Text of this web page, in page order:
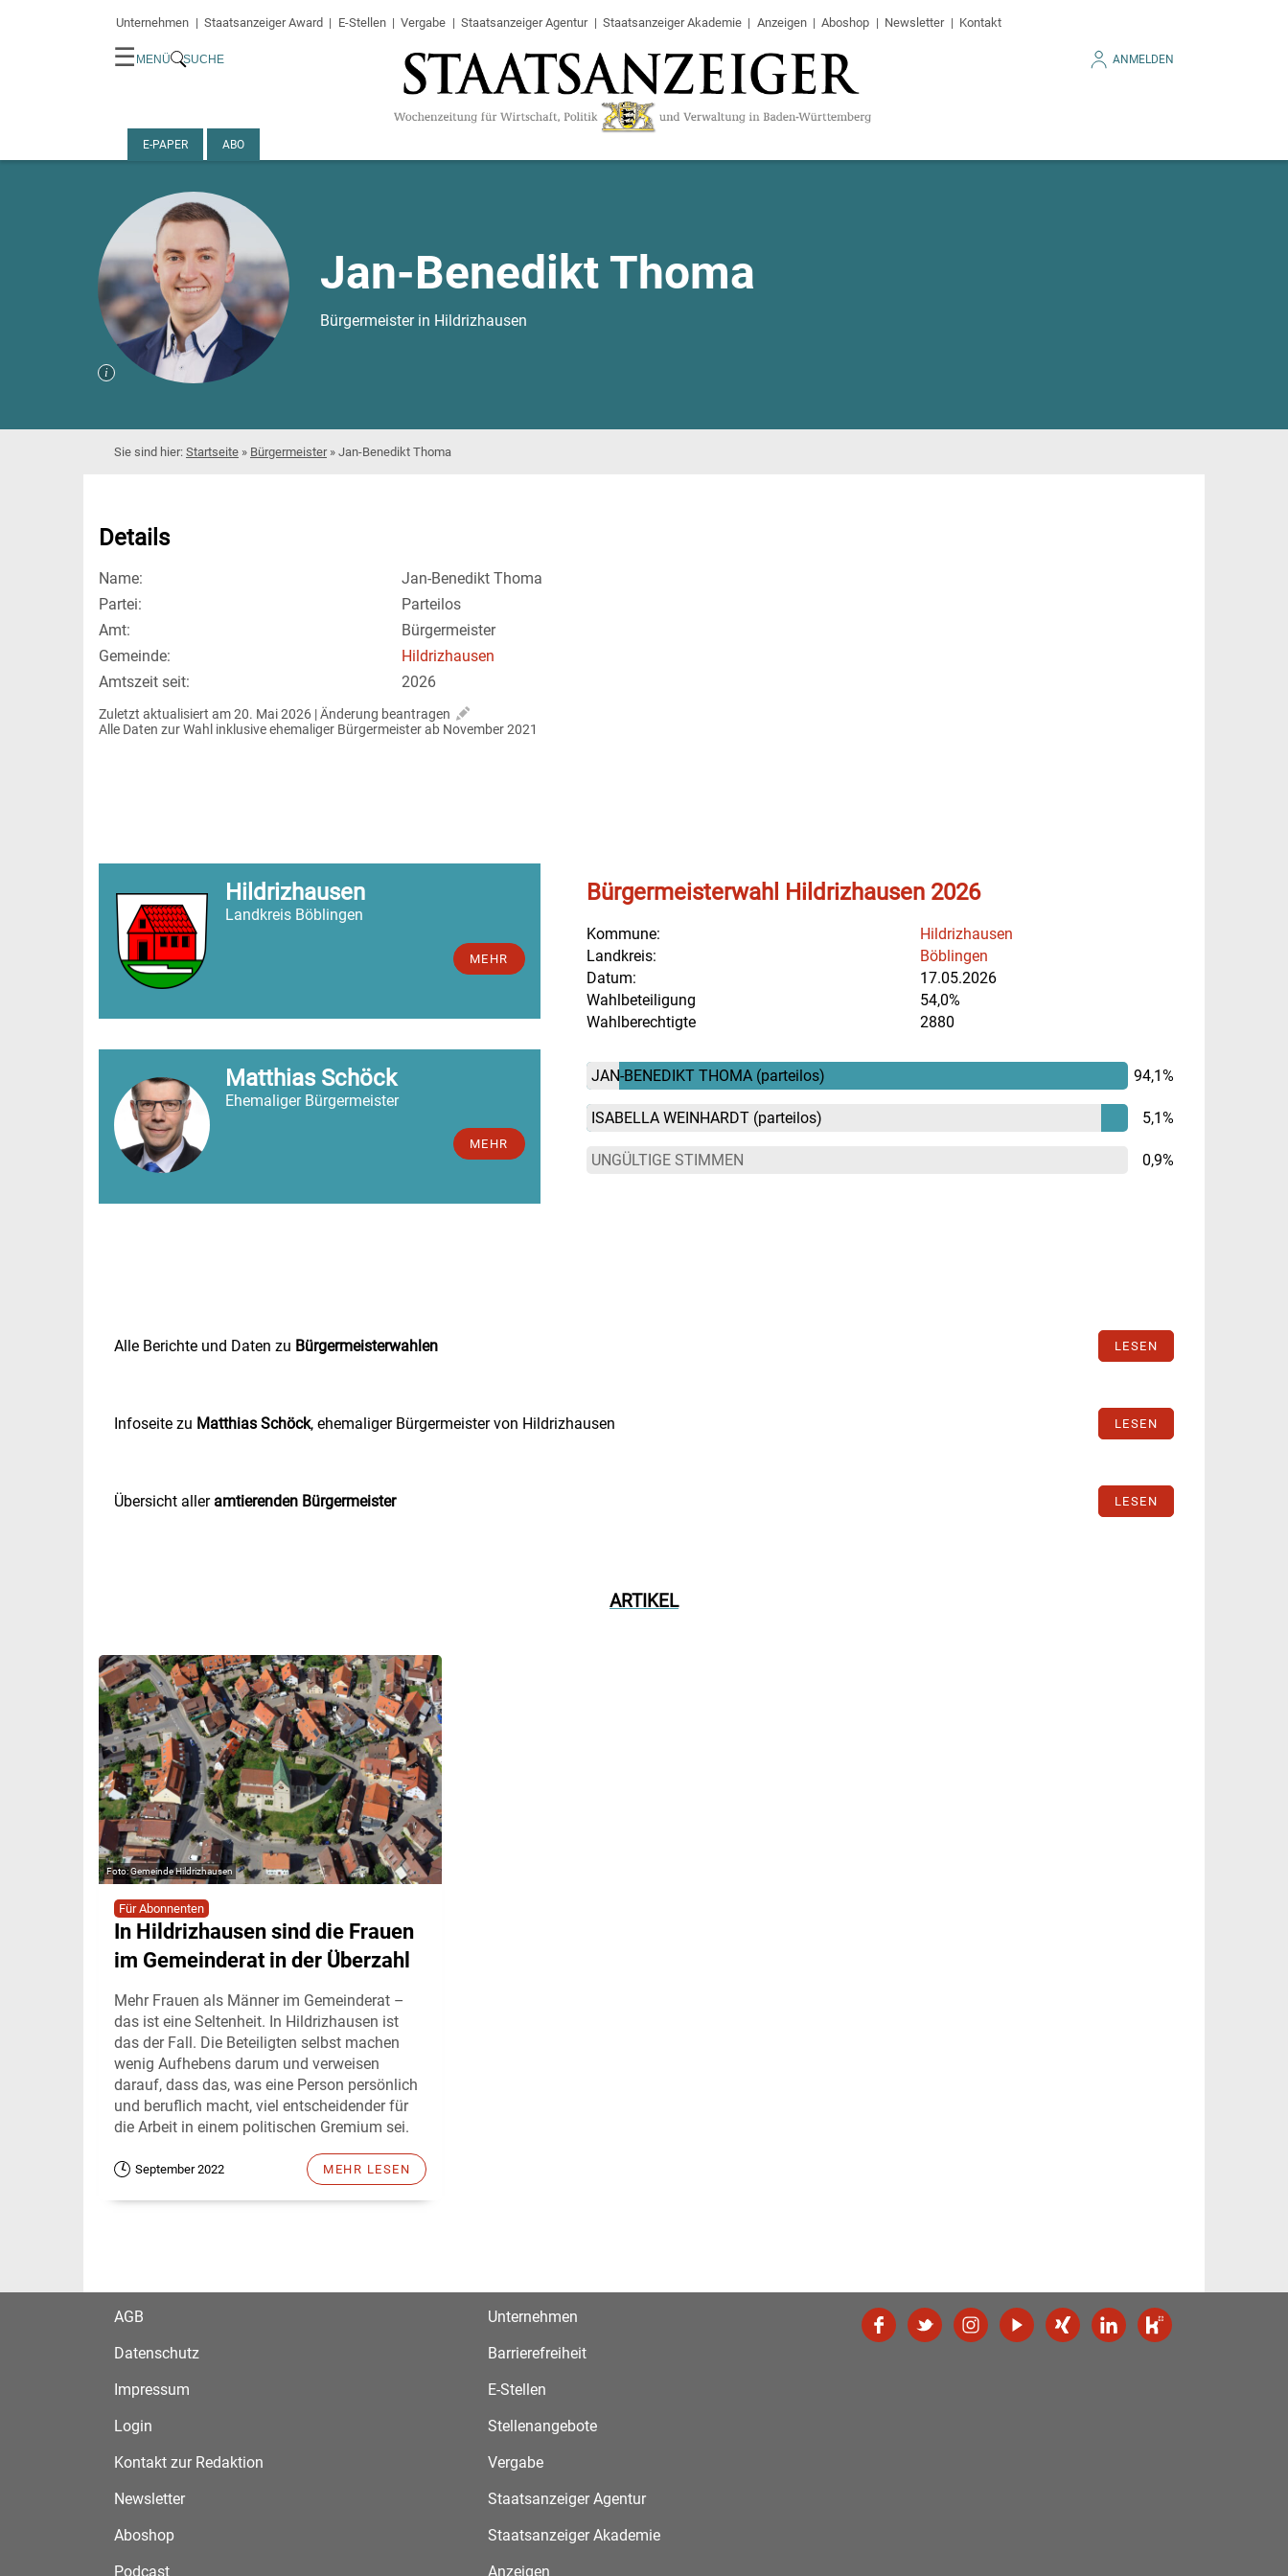
Unternehmen Staatsanzeiger Award E-Stellen Vergabe Staatsanzeiger Agentur Staatsanzeiger Akademie Anzeigen Aboshop Newsletter Kontakt
☰ MENÜ SUCHE ANMELDEN
E-PAPER ABO
Jan-Benedikt Thoma
Bürgermeister in Hildrizhausen
Startseite » Bürgermeister» Jan-Benedikt Thoma
Details
Name:
Jan-Benedikt Thoma
Partei:
Parteilos
Amt:
Bürgermeister
Gemeinde:
Hildrizhausen
Amtszeit seit:
2026
Zuletzt aktualisiert am 20. Mai 2026 | Änderung beantragen
Alle Daten zur Wahl inklusive ehemaliger Bürgermeister ab November 2021
Hildrizhausen
Landkreis Böblingen
MEHR
Matthias Schöck
Ehemaliger Bürgermeister
MEHR
Bürgermeisterwahl Hildrizhausen 2026
Kommune:
Hildrizhausen
Landkreis:
Böblingen
Datum:
17.05.2026
Wahlbeteiligung
54,0%
Wahlberechtigte
2880
JAN-BENEDIKT THOMA (parteilos) 94,1%
ISABELLA WEINHARDT (parteilos) 5,1%
UNGÜLTIGE STIMMEN 0,9%
Alle Berichte und Daten zu Bürgermeisterwahlen LESEN
Infoseite zu Matthias Schöck, ehemaliger Bürgermeister von Hildrizhausen LESEN
Übersicht aller amtierenden Bürgermeister LESEN
ARTIKEL
Gemeinde Hildrizhausen
Für Abonnenten
In Hildrizhausen sind die Frauen
im Gemeinderat in der Überzahl
Mehr Frauen als Männer im Gemeinderat –
das ist eine Seltenheit. In Hildrizhausen ist
das der Fall. Die Beteiligten selbst machen
wenig Aufhebens darum und verweisen
darauf, dass das, was eine Person persönlich
und beruflich macht, viel entscheidender für
die Arbeit in einem politischen Gremium sei.
September 2022 MEHR LESEN
AGB
Datenschutz
Impressum
Login
Kontakt zur Redaktion
Newsletter
Aboshop
Podcast
Unternehmen
Barrierefreiheit
E-Stellen
Stellenangebote
Vergabe
Staatsanzeiger Agentur
Staatsanzeiger Akademie
Anzeigen